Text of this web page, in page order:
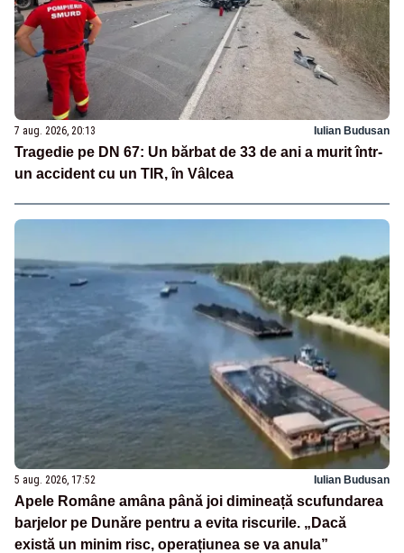
7 aug. 2026, 20:13 Iulian Budusan
Tragedie pe DN 67: Un bărbat de 33 de ani a murit într-
un accident cu un TIR, în Vâlcea
5 aug. 2026, 17:52 Iulian Budusan
Apele Române amâna până joi dimineață scufundarea
barjelor pe Dunăre pentru a evita riscurile. „Dacă
există un minim risc, operațiunea se va anula”